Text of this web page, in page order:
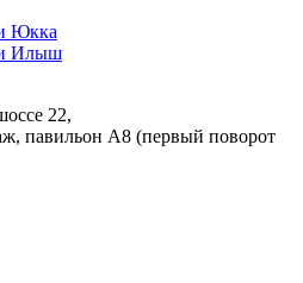
Юкка
Илыш
22,
павильон А8 (первый поворот